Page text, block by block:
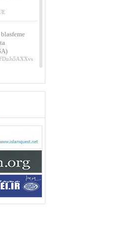
(wudu)
Alì e
watch?
con
della
watch?